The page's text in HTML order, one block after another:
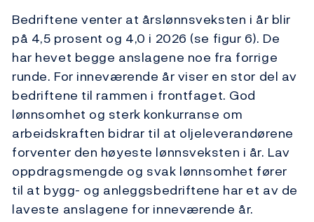
Bedriftene venter at årslønnsveksten i år blir
på 4,5 prosent og 4,0 i 2026 (se figur 6). De
har hevet begge anslagene noe fra forrige
runde. For inneværende år viser en stor del av
bedriftene til rammen i frontfaget. God
lønnsomhet og sterk konkurranse om
arbeidskraften bidrar til at oljeleverandørene
forventer den høyeste lønnsveksten i år. Lav
oppdragsmengde og svak lønnsomhet fører
til at bygg- og anleggsbedriftene har et av de
laveste anslagene for inneværende år.